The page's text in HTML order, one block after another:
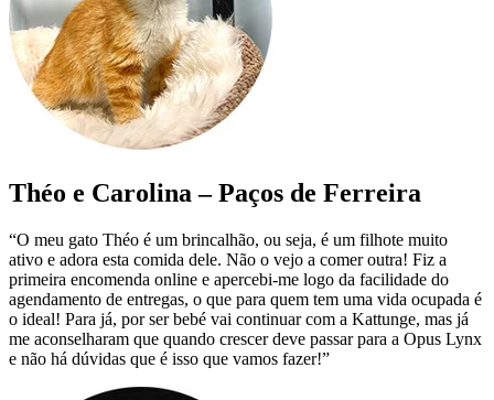
Théo e Carolina – Paços de Ferreira
“O meu gato Théo é um brincalhão, ou seja, é um filhote muito
ativo e adora esta comida dele. Não o vejo a comer outra! Fiz a
primeira encomenda online e apercebi-me logo da facilidade do
agendamento de entregas, o que para quem tem uma vida ocupada é
o ideal! Para já, por ser bebé vai continuar com a Kattunge, mas já
me aconselharam que quando crescer deve passar para a Opus Lynx
e não há dúvidas que é isso que vamos fazer!”